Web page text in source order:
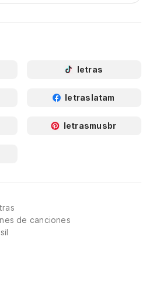
letras
letraslatam
letrasmusbr
de canciones